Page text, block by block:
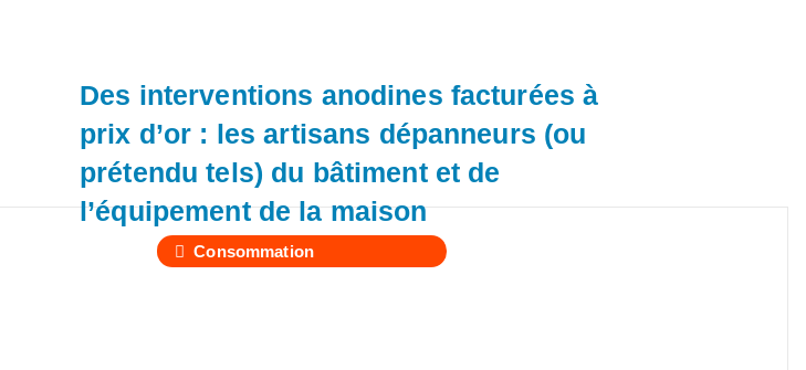
Consommation
Des interventions anodines facturées à
prix d’or : les artisans dépanneurs (ou
prétendu tels) du bâtiment et de
l’équipement de la maison